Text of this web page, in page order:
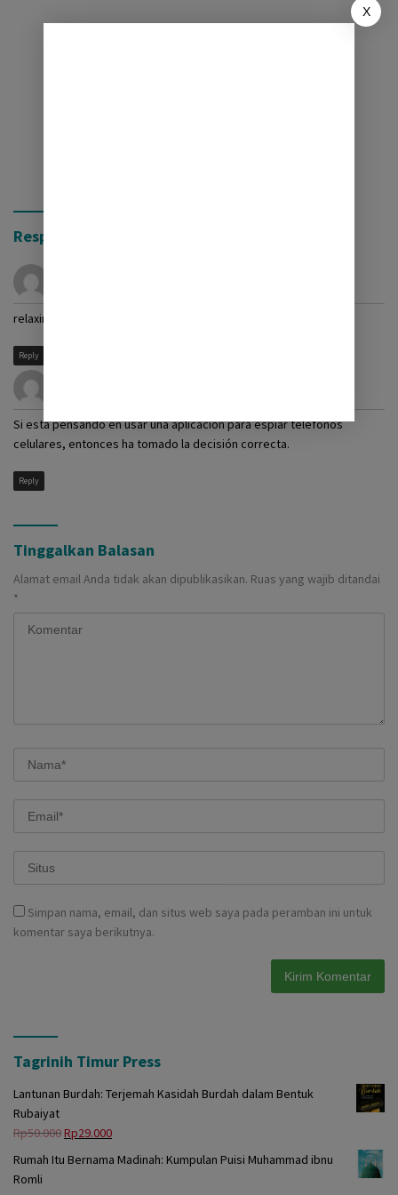
Respon (2)
relaxing music
Reply
Si está pensando en usar una aplicación para espiar teléfonos
celulares, entonces ha tomado la decisión correcta.
Reply
Tinggalkan Balasan
Alamat email Anda tidak akan dipublikasikan. Ruas yang wajib ditandai
*
Simpan nama, email, dan situs web saya pada peramban ini untuk
komentar saya berikutnya.
Tagrinih Timur Press
Lantunan Burdah: Terjemah Kasidah Burdah dalam Bentuk
Rubaiyat
Rp50.000Harga
Rp29.000Harga
Rumah Itu Bernama Madinah: Kumpulan Puisi Muhammad ibnu
Romli
X